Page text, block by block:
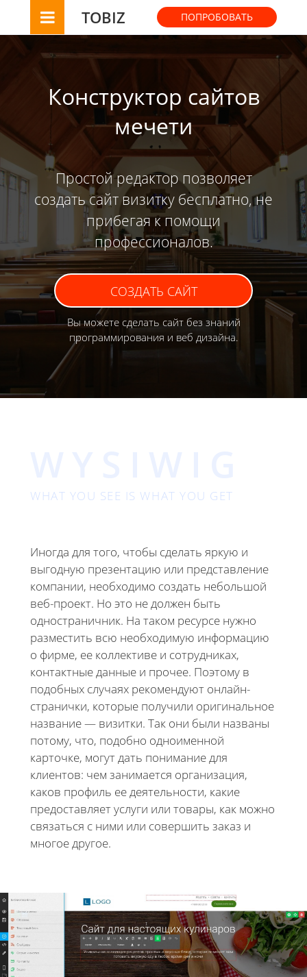
TOBIZ ПОПРОБОВАТЬ
Конструктор сайтов
мечети
Простой редактор позволяет
создать сайт визитку бесплатно, не
прибегая к помощи
профессионалов.
СОЗДАТЬ САЙТ
Вы можете сделать сайт без знаний
программирования и веб дизайна.
WHAT YOU SEE IS WHAT YOU GET
Иногда для того, чтобы сделать яркую и
выгодную презентацию или представление
компании, необходимо создать небольшой
веб-проект. Но это не должен быть
одностраничник. На таком ресурсе нужно
разместить всю необходимую информацию
о фирме, ее коллективе и сотрудниках,
контактные данные и прочее. Поэтому в
подобных случаях рекомендуют онлайн-
странички, которые получили оригинальное
название — визитки. Так они были названы
потому, что, подобно одноименной
карточке, могут дать понимание для
клиентов: чем занимается организация,
каков профиль ее деятельности, какие
предоставляет услуги или товары, как можно
связаться с ними или совершить заказ и
многое другое.